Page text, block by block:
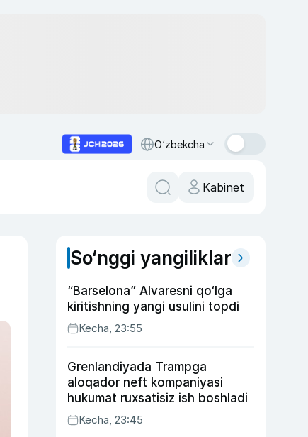
O‘zbekcha
Kabinet
So‘nggi yangiliklar
“Barselona” Alvaresni qo‘lga
kiritishning yangi usulini topdi
Kecha, 23:55
Grenlandiyada Trampga
aloqador neft kompaniyasi
hukumat ruxsatisiz ish boshladi
Kecha, 23:45